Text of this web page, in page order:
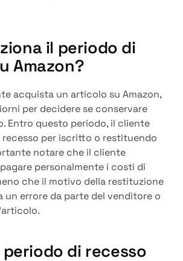
il periodo di
Amazon?
acquista un articolo su Amazon,
per decidere se conservare
Entro questo periodo, il cliente
per iscritto o restituendo
notare che il cliente
personalmente i costi di
che il motivo della restituzione
un errore da parte del venditore o
di recesso